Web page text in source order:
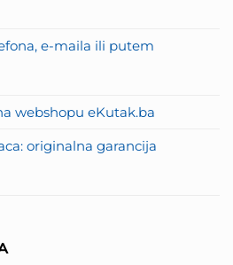
e-maila ili putem
webshopu eKutak.ba
originalna garancija